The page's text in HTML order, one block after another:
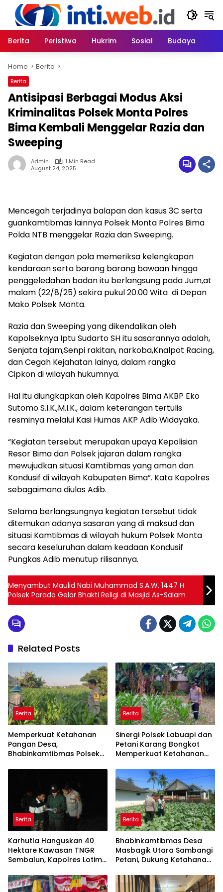
content
Berita
Peristiwa Hukrim Sosial Budaya
Home Berita
Berita
Antisipasi Berbagai Modus Aksi
Kriminalitas Polsek Monta Polres
Bima Kembali Menggelar Razia dan
Sweeping
Admin
1 Min Read
August 24, 2025
Mencegah terjadinya balapan dan kasus 3C serta
guankamtibmas lainnya Polsek Monta Polres Bima
Polda NTB menggelar Razia dan Sweeping.
Kegiatan dengan pola memeriksa kelengkapan
kendaraan serta barang barang bawaan hingga
penggeledahan badan itu berlangsung pada Jum,at
malam (22/8/25) sekira pukul 20.00 Wita di Depan
Mako Polsek Monta.
Razia dan Sweeping yang dikendalikan oleh
Kapolseknya Iptu Sudarto SH itu sasarannya adalah,
Senjata tajam,Senpi rakitan, narkoba,Knalpot Racing,
dan Cegah Kejahatan lainya, dalam rangka
Cipkon di wilayah hukumnya.
Hal itu diungkapkan oleh Kapolres Bima AKBP Eko
Sutomo S.I.K.,M.I.K., dalam keterangan tertulis
resminya melalui Kasi Humas AKP Adib Widayaka.
“Kegiatan tersebut merupakan upaya Kepolisian
Resor Bima dan Polsek jajaran dalam rangka
mewujudkan situasi Kamtibmas yang aman dan
Kondusif di wilayah Kabupaten Bima”. Kata Kapolres
sebagaimana diulas Adib.
Selama berlangsungnya kegiatan tersebut tidak
ditemukan adanya sasaran yang di maksud dan
situasi Kamtibmas di wilayah hukum Polsek Monta
secara keseluruhan dalam keadaan Kondusif
Pungkas Adib menutup rilisannya.
Menyambut Maulid Nabi Muhammad S.A.W. 1447 H
Polsek Parado Gelar Bhakti Religi di Masjid As-Salam
Related Posts
Berita
Memperkuat Ketahanan
Pangan Desa,
Bhabinkamtibmas Polsek
Kuranji Dalang
Berita
Sinergi Polsek Labuapi dan
Petani Karang Bongkot
Memperkuat Ketahanan
Berita
Karhutla Hanguskan 40
Hektare Kawasan TNGR
Sembalun, Kapolres Lotim
Api
Berita
Bhabinkamtibmas Desa
Masbagik Utara Sambangi
Petani, Dukung Ketahanan
Pangan